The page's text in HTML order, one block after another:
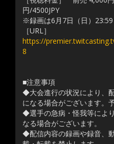
円/4500JPY
※録画は6月7日（日）23:59
［URL］
https://
8
■注意事項
◆大会進行の状況により、
になる場合がございます。
◆選手の急病・怪我等によ
なる場合がございます。
◆配信内容の録画や録音、